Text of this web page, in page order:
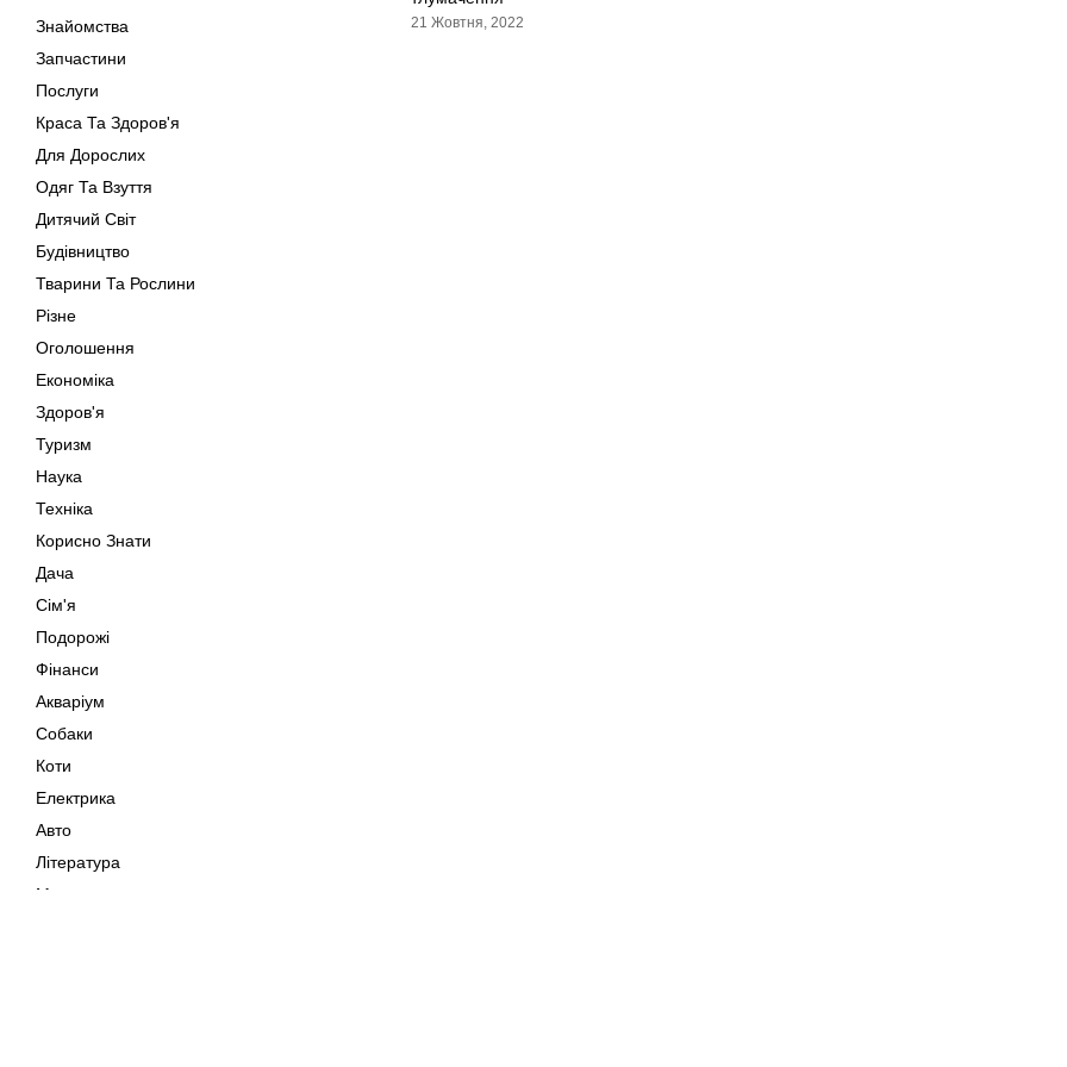
Знайомства
Запчастини
Послуги
Краса Та Здоров'я
Для Дорослих
Одяг Та Взуття
Дитячий Світ
Будівництво
Тварини Та Рослини
Різне
Оголошення
Економіка
Здоров'я
Туризм
Наука
Техніка
Корисно Знати
Дача
Сім'я
Подорожі
Фінанси
Акваріум
Собаки
Коти
Електрика
Авто
Література
Музика
21 Жовтня, 2022